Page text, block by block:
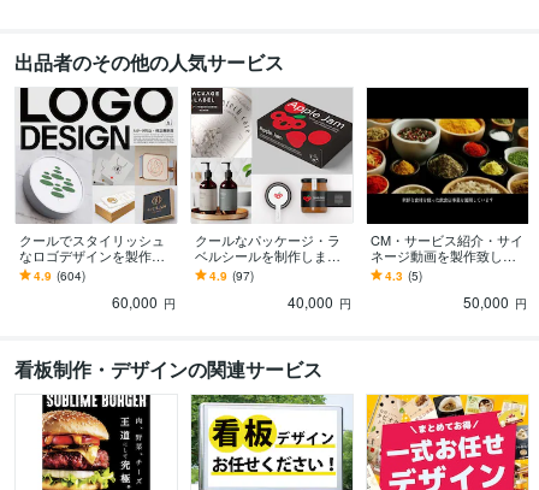
出品者のその他の人気サービス
クールでスタイリッシュ
なロゴデザインを製作し
ます 高級感・創造性をプ
ラスして印象に残るロゴ
4.9 (604)
60,000 円
クールなパッケージ・ラ
ベルシールを制作します
パッケージや容器に貼る
だけでワンランクアップ
4.9 (97)
40,000 円
CM・サービス紹介・サイ
ネージ動画を製作致しま
す 商品やサービスを動画
でスマートに紹介
4.3 (5)
50,000 円
看板制作・デザインの関連サービス